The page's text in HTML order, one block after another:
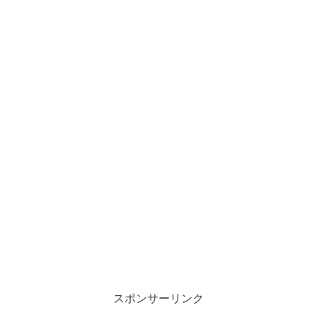
スポンサーリンク